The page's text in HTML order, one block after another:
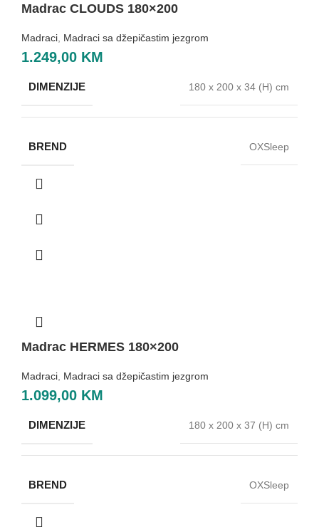
Madrac CLOUDS 180×200
Madraci Madraci sa džepičastim jezgrom
1.249,00 KM
DIMENZIJE 180 x 200 x 34 (H) cm
BREND OXSleep
Madrac HERMES 180×200
Madraci Madraci sa džepičastim jezgrom
1.099,00 KM
DIMENZIJE 180 x 200 x 37 (H) cm
BREND OXSleep